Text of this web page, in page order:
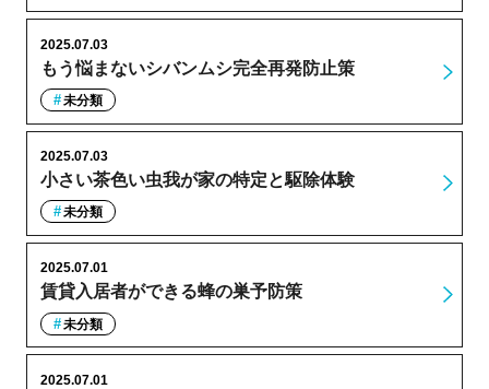
もう悩まないシバンムシ完全再発防止策
2025.07.03
未分類
小さい茶色い虫我が家の特定と駆除体験
2025.07.03
未分類
賃貸入居者ができる蜂の巣予防策
2025.07.01
未分類
2025.07.01